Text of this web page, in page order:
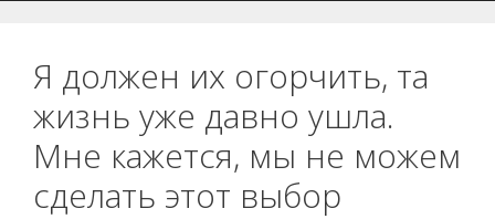
Я должен их огорчить, та
жизнь уже давно ушла.
Мне кажется, мы не можем
сделать этот выбор